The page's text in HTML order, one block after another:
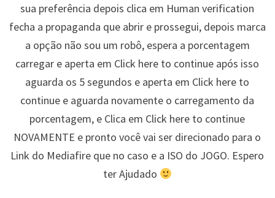
sua preferência depois clica em Human verification
fecha a propaganda que abrir e prossegui, depois marca
a opção não sou um robô, espera a porcentagem
carregar e aperta em Click here to continue após isso
aguarda os 5 segundos e aperta em Click here to
continue e aguarda novamente o carregamento da
porcentagem, e Clica em Click here to continue
NOVAMENTE e pronto você vai ser direcionado para o
Link do Mediafire que no caso e a ISO do JOGO. Espero
ter Ajudado